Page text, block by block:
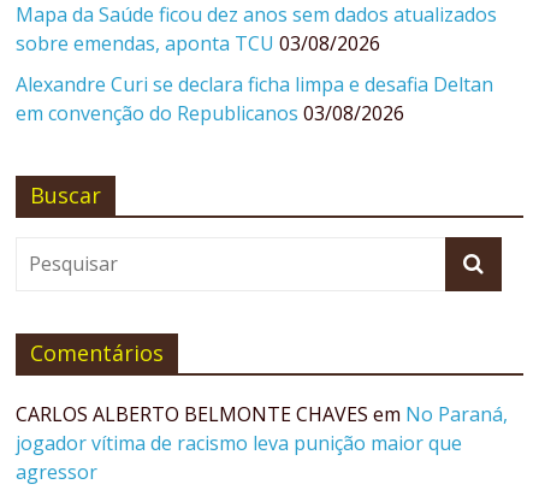
Mapa da Saúde ficou dez anos sem dados atualizados
sobre emendas, aponta TCU 03/08/2026
Alexandre Curi se declara ficha limpa e desafia Deltan
em convenção do Republicanos 03/08/2026
Buscar
Comentários
CARLOS ALBERTO BELMONTE CHAVES em No Paraná,
jogador vítima de racismo leva punição maior que
agressor